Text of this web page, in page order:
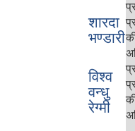
शारदा
भण्डारी
विश्व
वन्धु
रेग्मी